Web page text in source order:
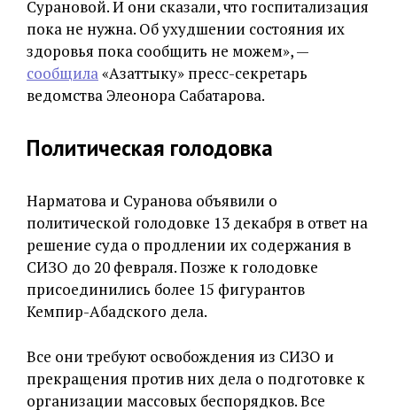
Сурановой. И они сказали, что госпитализация
пока не нужна. Об ухудшении состояния их
здоровья пока сообщить не можем», —
сообщила«Азаттыку» пресс-секретарь
ведомства Элеонора Сабатарова.
Политическая голодовка
Нарматова и Суранова объявили о
политической голодовке 13 декабря в ответ на
решение суда о продлении их содержания в
СИЗО до 20 февраля. Позже к голодовке
присоединились более 15 фигурантов
Кемпир-Абадского дела.
Все они требуют освобождения из СИЗО и
прекращения против них дела о подготовке к
организации массовых беспорядков. Все